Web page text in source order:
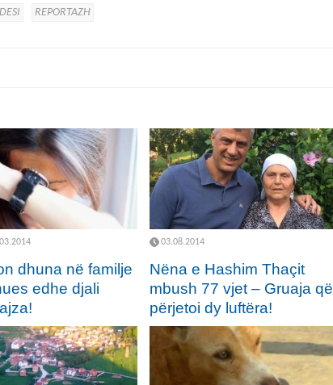
REPORTAZH
dhuna në familje
edhe djali
03.08.2014
Nëna e Hashim Thaçit
mbush 77 vjet – Gruaja që
përjetoi dy luftëra!